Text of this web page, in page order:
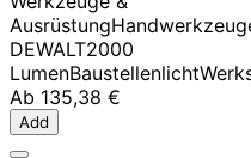
Ausrüstung
DEWALT2000
LumenBaustellenlicht
Ab 135,38 €
Add